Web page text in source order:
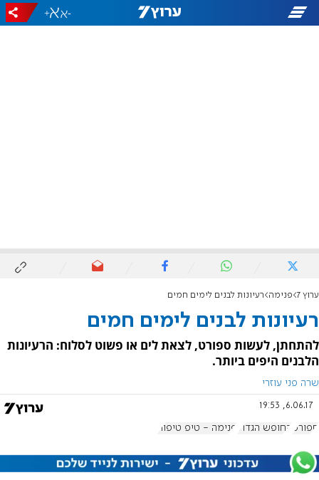
-
+
ערוץ 7 פנימה רעיונות לבנים לימים חמים
רעיונות לבנים לימים חמים
להתחתן, לעשות ספורט, לצאת לים או פשוט לסלוח: הרעיונות
הלבנים היפים ביותר.
שרה פני עוזרי
6.06.17, 19:53
ספורט החופש הגדול פנימה - טיפ טיפוח